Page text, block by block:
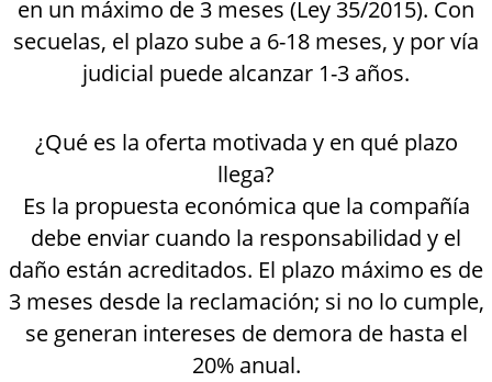
en un máximo de 3 meses (Ley 35/2015). Con
secuelas, el plazo sube a 6-18 meses, y por vía
judicial puede alcanzar 1-3 años.
¿Qué es la oferta motivada y en qué plazo
llega?
Es la propuesta económica que la compañía
debe enviar cuando la responsabilidad y el
daño están acreditados. El plazo máximo es de
3 meses desde la reclamación; si no lo cumple,
se generan intereses de demora de hasta el
20% anual.